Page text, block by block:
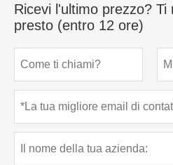
Ricevi l'ultimo prezzo? Ti
presto (entro 12 ore)